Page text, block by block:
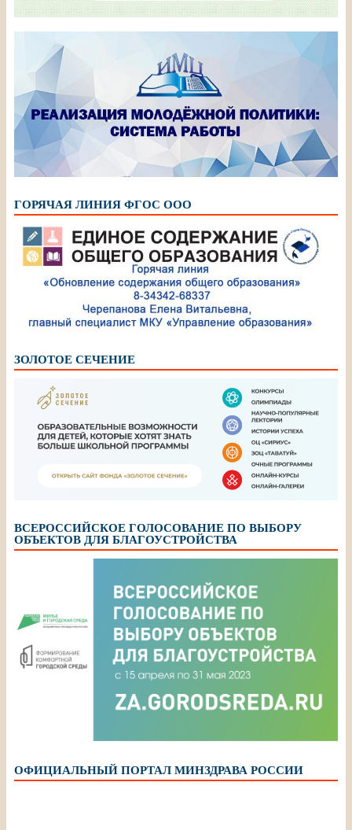
ГОРЯЧАЯ ЛИНИЯ ФГОС ООО
ЗОЛОТОЕ СЕЧЕНИЕ
ВСЕРОССИЙСКОЕ ГОЛОСОВАНИЕ ПО ВЫБОРУ
ОБЪЕКТОВ ДЛЯ БЛАГОУСТРОЙСТВА
ОФИЦИАЛЬНЫЙ ПОРТАЛ МИНЗДРАВА РОССИИ